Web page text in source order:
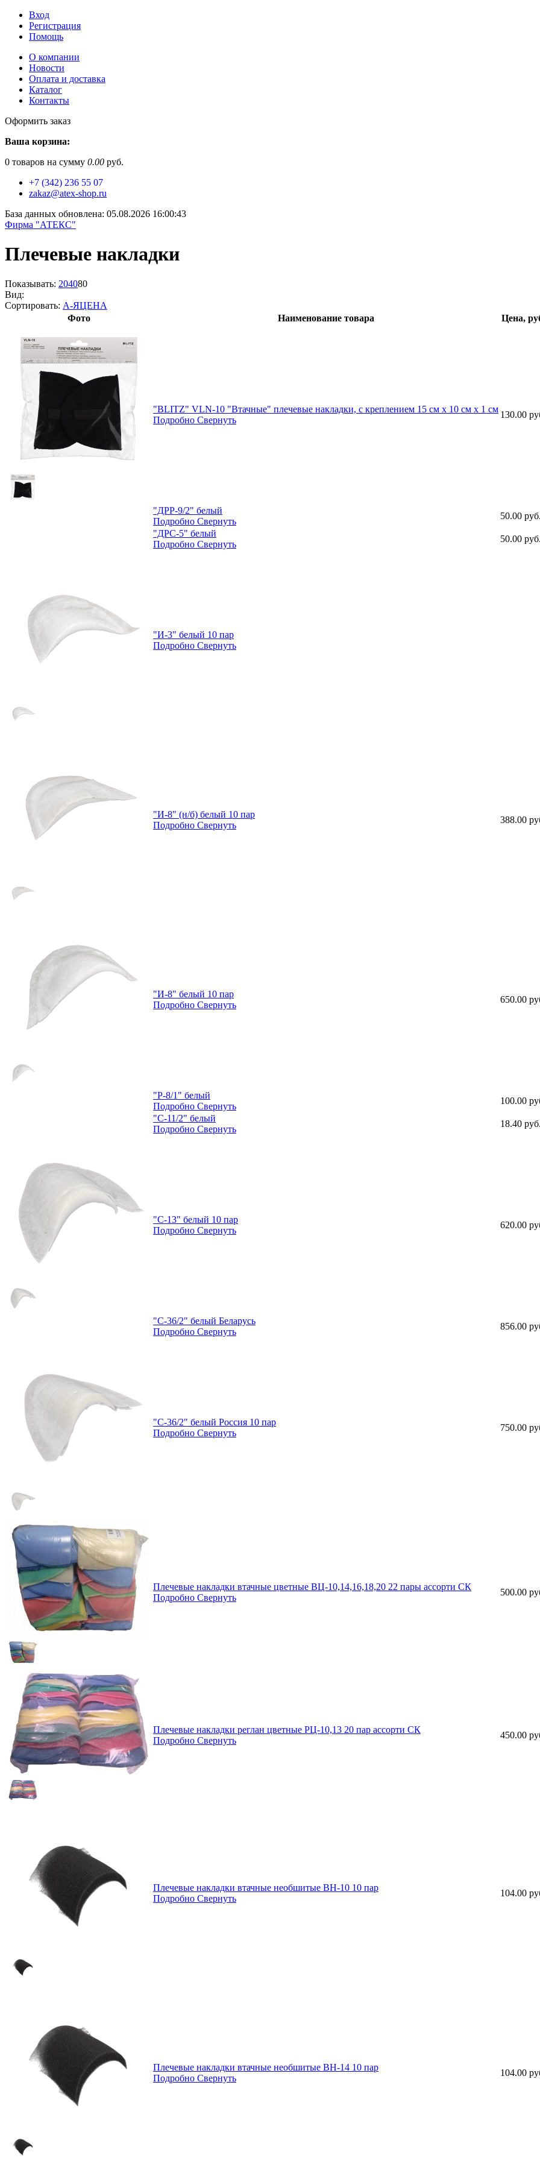
Вход
Регистрация
Помощь
О компании
Новости
Оплата и доставка
Каталог
Контакты
Оформить заказ
Ваша корзина:
0 товаров на сумму 0.00 руб.
+7 (342) 236 55 07
zakaz@atex-shop.ru
База данных обновлена: 05.08.2026 16:00:43
Фирма "АТЕКС"
Плечевые накладки
Показывать: 204080
Вид:
Сортировать: А-ЯЦЕНА
Фото
Наименование товара Цена,
"BLITZ" VLN-10 "Втачные" плечевые накладки, с креплением 15 см х 10 см х 1 см
Подробно Свернуть
130.00
"ДРР-9/2" белый
Подробно Свернуть
50.00 руб.
"ДРС-5" белый
Подробно Свернуть
50.00 руб.
"И-3" белый 10 пар
Подробно Свернуть
"И-8" (н/б) белый 10 пар
Подробно Свернуть
388.00
"И-8" белый 10 пар
Подробно Свернуть
650.00
"Р-8/1" белый
Подробно Свернуть
100.00
"С-11/2" белый
Подробно Свернуть
18.40 руб.
"С-13" белый 10 пар
Подробно Свернуть
620.00
"С-36/2" белый Беларусь
Подробно Свернуть
856.00
"С-36/2" белый Россия 10 пар
Подробно Свернуть
750.00
Плечевые накладки втачные цветные ВЦ-10,14,16,18,20 22 пары ассорти СК
Подробно Свернуть
500.00
Плечевые накладки реглан цветные РЦ-10,13 20 пар ассорти СК
Подробно Свернуть
450.00
Плечевые накладки втачные необшитые ВН-10 10 пар
Подробно Свернуть
104.00
Плечевые накладки втачные необшитые ВН-14 10 пар
Подробно Свернуть
104.00